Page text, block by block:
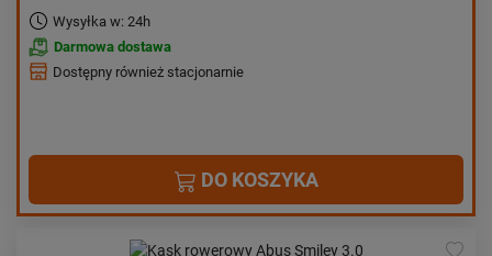
Wysyłka w: 24h
Darmowa dostawa
Dostępny również stacjonarnie
DO KOSZYKA